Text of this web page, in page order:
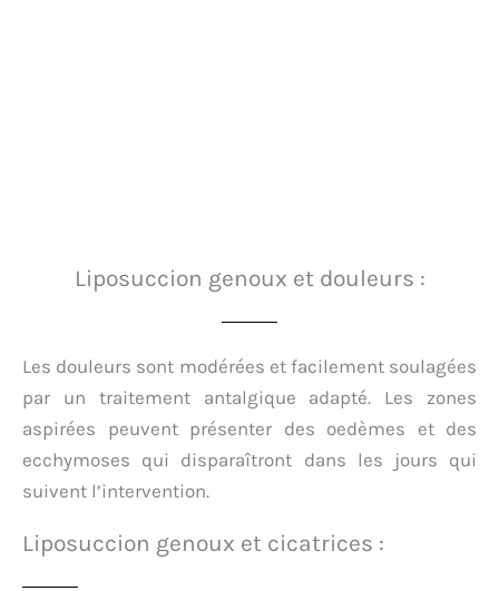
Liposuccion genoux et douleurs :
Les douleurs sont modérées et facilement soulagées
par un traitement antalgique adapté. Les zones
aspirées peuvent présenter des oedèmes et des
ecchymoses qui disparaîtront dans les jours qui
suivent l’intervention.
Liposuccion genoux et cicatrices :